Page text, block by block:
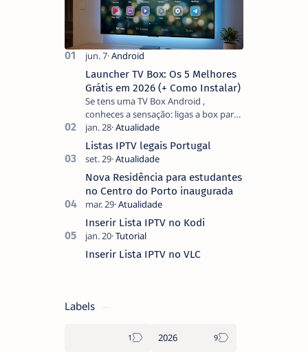
Launcher TV Box: Os 5 Melhores
Grátis em 2026 (+ Como Instalar)
Se tens uma TV Box Android ,
conheces a sensação: ligas a box para
ver um filme e o ecrã inicial está
coberto de sugestões que não
pediste, ban…
Listas IPTV legais Portugal
Nova Residência para estudantes
no Centro do Porto inaugurada
Inserir Lista IPTV no Kodi
Inserir Lista IPTV no VLC
Labels
2026